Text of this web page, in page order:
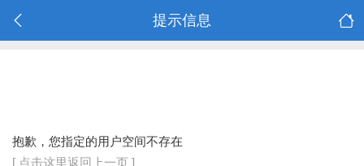
提示信息
抱歉，您指定的用户空间不存在
[ 点击这里返回上一页 ]